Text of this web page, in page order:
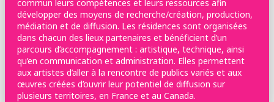
commun leurs compétences et leurs ressources afin
développer des moyens de recherche/création, production,
médiation et de diffusion. Les résidences sont organisées
dans chacun des lieux partenaires et bénéficient d’un
parcours d’accompagnement : artistique, technique, ainsi
qu’en communication et administration. Elles permettent
aux artistes d’aller à la rencontre de publics variés et aux
œuvres créées d’ouvrir leur potentiel de diffusion sur
plusieurs territoires, en France et au Canada.